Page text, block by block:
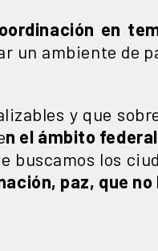
en
un ambiente de
y que
n el ámbito
los
paz, que